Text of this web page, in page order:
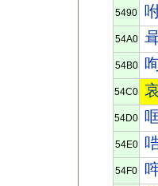
5490
54A0
54B0
54C0
54D0
54E0
54F0